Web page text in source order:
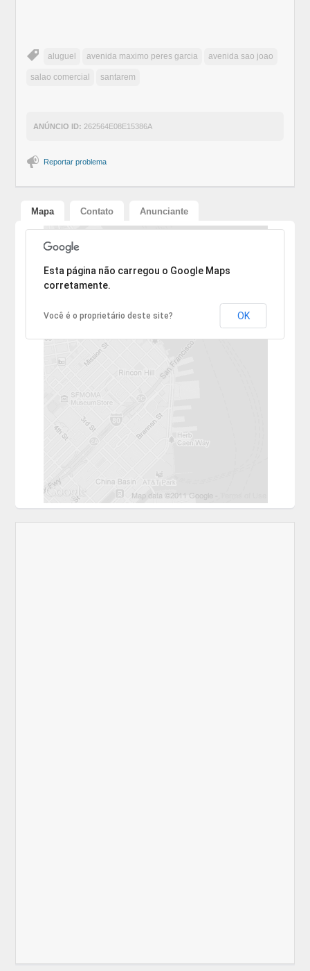
aluguel avenida maximo peres garcia avenida sao joao
salao comercial santarem
ANÚNCIO ID: 262564E08E15386A
Reportar problema
Mapa Contato Anunciante
Desculpe, o endereço não pôde ser encontrado.
Esta página não carregou o Google Maps
corretamente.
Você é o proprietário deste site? OK